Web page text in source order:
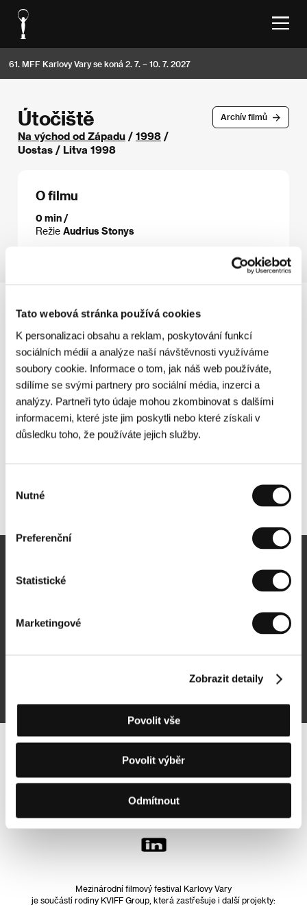
Tato webová stránka používá cookies
K personalizaci obsahu a reklam, poskytování funkcí
sociálních médií a analýze naší návštěvnosti využíváme
soubory cookie. Informace o tom, jak náš web používáte,
sdílíme se svými partnery pro sociální média, inzerci a
analýzy. Partneři tyto údaje mohou zkombinovat s dalšími
informacemi, které jste jim poskytli nebo které získali v
důsledku toho, že používáte jejich služby.
souhlasu
Nutné
Preferenční
Statistické
Marketingové
Zobrazit detaily
Povolit vše
Povolit výběr
Odmítnout
61. MFF Karlovy Vary se koná 2. 7. – 10. 7. 2027
Archív filmů
Útočiště
Na východ od Západu / 1998 /
Uostas / Litva 1998
O filmu
0 min /
Režie Audrius Stonys
Sledujte nás na síti:
Mezinárodní filmový festival Karlovy Vary
je součástí rodiny KVIFF Group, která zastřešuje i další projekty: